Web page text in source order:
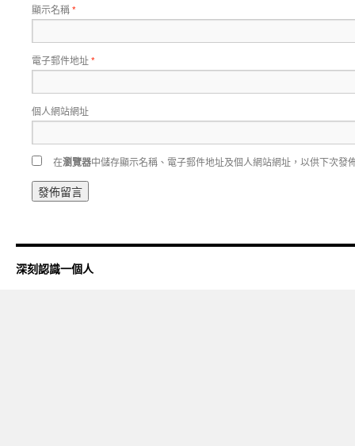
顯示名稱*
電子郵件地址*
個人網站網址
在瀏覽器中儲存顯示名稱、電子郵件地址及個人網站網址，以供下次發
深刻認識一個人